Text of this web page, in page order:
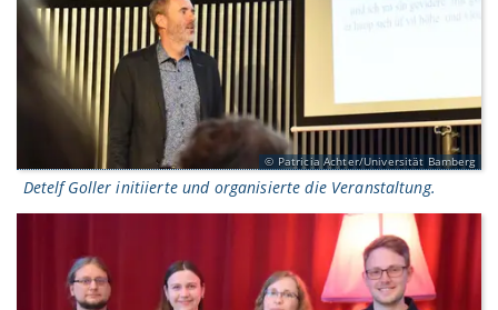
Patricia Achter/Universität Bamberg
Detelf Goller initiierte und organisierte die Veranstaltung.